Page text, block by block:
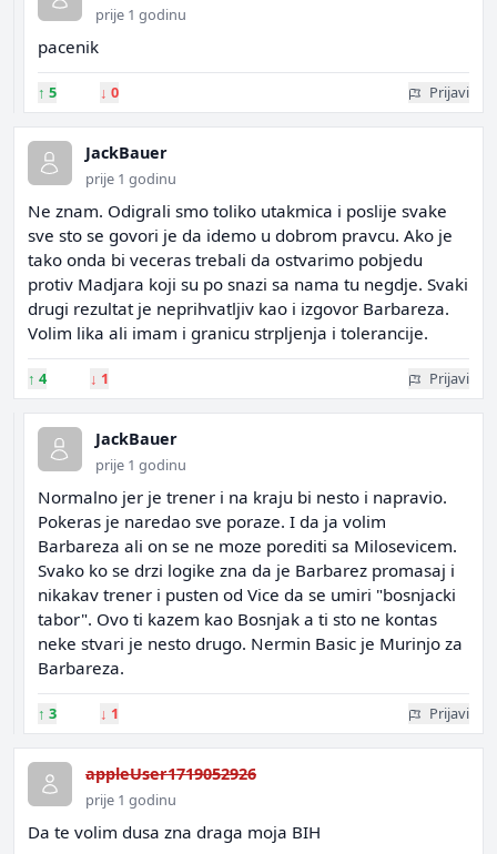
prije 1 godinu
pacenik
↑ 5 ↓ 0 Prijavi
JackBauer
prije 1 godinu
Ne znam. Odigrali smo toliko utakmica i poslije svake
sve sto se govori je da idemo u dobrom pravcu. Ako je
tako onda bi veceras trebali da ostvarimo pobjedu
protiv Madjara koji su po snazi sa nama tu negdje. Svaki
drugi rezultat je neprihvatljiv kao i izgovor Barbareza.
Volim lika ali imam i granicu strpljenja i tolerancije.
↑ 4 ↓ 1 Prijavi
JackBauer
prije 1 godinu
Normalno jer je trener i na kraju bi nesto i napravio.
Pokeras je naredao sve poraze. I da ja volim
Barbareza ali on se ne moze porediti sa Milosevicem.
Svako ko se drzi logike zna da je Barbarez promasaj i
nikakav trener i pusten od Vice da se umiri "bosnjacki
tabor". Ovo ti kazem kao Bosnjak a ti sto ne kontas
neke stvari je nesto drugo. Nermin Basic je Murinjo za
Barbareza.
↑ 3 ↓ 1 Prijavi
appleUser1719052926
prije 1 godinu
Da te volim dusa zna draga moja BIH